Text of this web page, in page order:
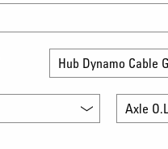
Hub Dynamo Cable
Axle